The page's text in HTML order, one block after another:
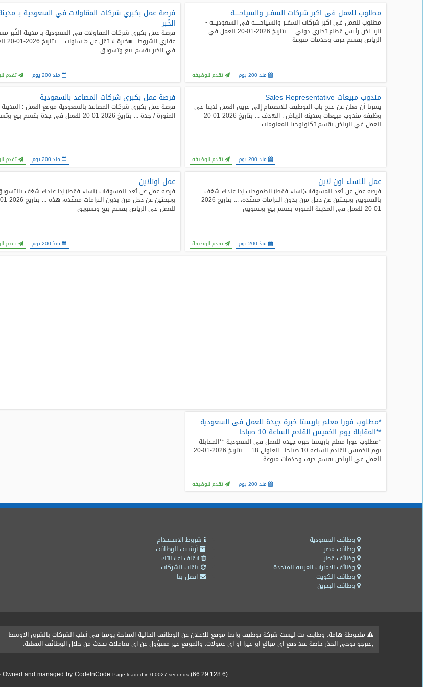
وظائف
السعودية
حكومية
مطلوب للعمل فى اكبر شركات السفــر والسياحـــــة
مطلوب للعمل فى اكبر شركات السفــر والسياحـــــة فى السعوديـــة -
الريـــاض رئيس قطاع تجاري دولي ... بتاريخ 2026-01-20 للعمل في
الرياض بقسم حرف وخدمات منوعة
منذ 200 يوم تقدم للوظيفة
فرصة عمل بكبري شركات المقاولات في السعودية بـ
الخُبر
فرصة عمل بكبري شركات المقاولات في السعودية بـ مدينة الخُبر
عقاري
في الخبر بقسم بيع وتسويق
منذ 200 يوم تقدم
مندوب مبيعات Sales Representative
يسرنا أن نعلن عن فتح باب التوظيف للانضمام إلى فريق العمل لدينا في
وظيفة مندوب مبيعات بمدينة الرياض . الهدف ... بتاريخ 2026-01-20
للعمل في الرياض بقسم تكنولوجيا المعلومات
منذ 200 يوم تقدم للوظيفة
فرصة عمل بكبرى شركات المصاعد بالسعودية
فرصة عمل بكبرى شركات المصاعد بالسعودية موقع العمل : المدينة
المنورة / جدة ... بتاريخ 2026-01-20 للعمل في جدة بقسم بيع وتسويق
منذ 200 يوم تقدم
عمل للنساء اون لاين
فرصة عمل عن بُعد للمسوقات(نساء فقط) الطموحات إذا عندك شغف
بالتسويق وتبحثين عن دخل مرن بدون التزامات معقّدة، ... بتاريخ 2026-
01-20 للعمل في المدينة المنورة بقسم بيع وتسويق
منذ 200 يوم تقدم للوظيفة
عمل اونلاين
فرصة عمل عن بُعد للمسوقات (نساء فقط) إذا عندك شغف
للعمل في الرياض بقسم بيع وتسويق
منذ 200 يوم تقدم
*مطلوب فورا معلم باريستا خبرة جيدة للعمل فى السعودية
**المقابلة يوم الخميس القادم الساعة 10 صباحا
*مطلوب فورا معلم باريستا خبرة جيدة للعمل فى السعودية **المقابلة
يوم الخميس القادم الساعة 10 صباحا : العنوان 18 ... بتاريخ 2026-01-20
للعمل في الرياض بقسم حرف وخدمات منوعة
منذ 200 يوم تقدم للوظيفة
وظائف السعودية
وظائف مصر
وظائف قطر
وظائف الامارات العربية المتحدة
وظائف الكويت
وظائف البحرين
شروط الاستخدام
أرشيف الوظائف
ايقاف اعلاناتك
باقات الشركات
اتصل بنا
ملحوظة هامة: وظايف نت ليست شركة توظيف وانما موقع للاعلان عن الوظائف الخالية المتاحة يوميا فى أغلب الشركات بالشرق الاوسط
,فنرجو توخى الحذر خاصة عند دفع اى مبالغ او فيزا او اى عمولات. والموقع غير مسؤول عن اى تعاملات تحدث من خلال الوظائف المعلنة.
Owned and managed by CodeInCodePage loaded in 0.0027 seconds (66.29.128.6)